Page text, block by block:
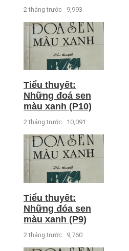
2 tháng trước 9,993
Tiểu thuyết:
Những đoá sen
màu xanh (P10)
2 tháng trước 10,091
Tiểu thuyết:
Những đóa sen
màu xanh (P9)
2 tháng trước 9,760